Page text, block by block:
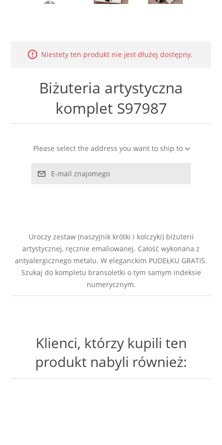
LABRADORYT
MASA PERŁOWA
RODOCHROZYT
RODONIT
TYGRYSIE OKO
Niestety ten produkt nie jest dłużej dostępny.
Biżuteria artystyczna
komplet S97987
Please select the address you want to ship to
E-mail znajomego
Uroczy zestaw (naszyjnik krótki i kolczyki) biżuterii
artystycznej, ręcznie emaliowanej. Całość wykonana z
antyalergicznego metalu. W eleganckim PUDEŁKU GRATIS.
Szukaj do kompletu bransoletki o tym samym indeksie
numerycznym.
Klienci, którzy kupili ten
produkt nabyli również: